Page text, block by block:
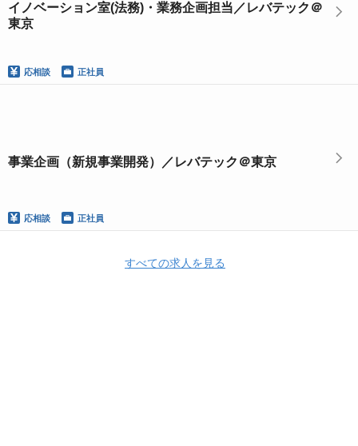
イノベーション室(法務)・業務企画担当／レバテック＠
東京
応相談 正社員
事業企画（新規事業開発）／レバテック＠東京
応相談 正社員
すべての求人を見る